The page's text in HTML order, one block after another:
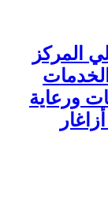
المركز
ورعاية